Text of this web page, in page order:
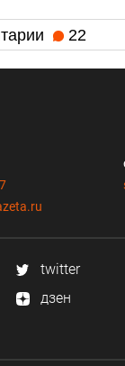
22
twitter
дзен